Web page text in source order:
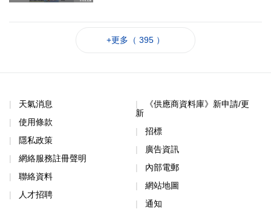
+更多（ 395 ）
天氣消息
使用條款
隱私政策
網絡服務註冊聲明
聯絡資料
人才招聘
《供應商資料庫》新申請/更
新
招標
廣告資訊
內部電郵
網站地圖
通知